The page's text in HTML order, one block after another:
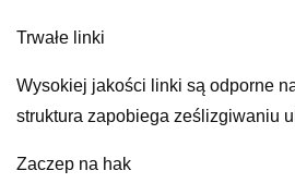
Trwałe linki
Wysokiej jakości linki są odporne
struktura zapobiega ześlizgiwaniu
Zaczep na hak